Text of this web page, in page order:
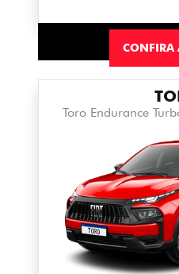
CONFIRA
Toro Endurance